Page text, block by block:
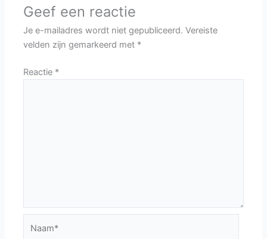
Geef een reactie
Je e-mailadres wordt niet gepubliceerd. Vereiste
velden zijn gemarkeerd met *
Reactie *